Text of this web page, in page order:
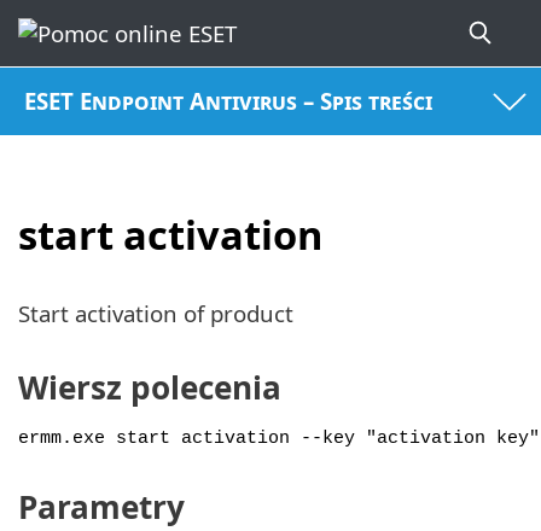
ESET Endpoint Antivirus – Spis treści
start activation
Start activation of product
Wiersz polecenia
ermm.exe start activation --key "activation
Parametry